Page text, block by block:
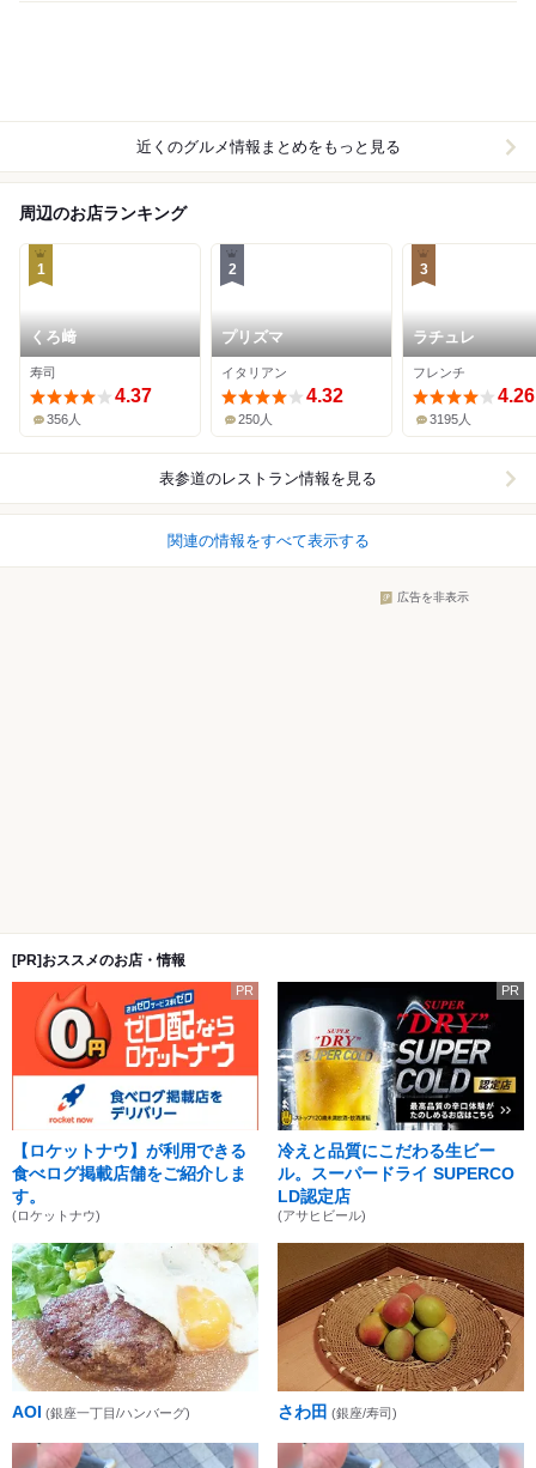
近くのグルメ情報まとめをもっと見る
周辺のお店ランキング
1
くろ﨑
寿司
4.37
356人
2
プリズマ
イタリアン
4.32
250人
3
ラチュレ
フレンチ
4.26
3195人
表参道のレストラン情報を見る
関連の情報をすべて表示する
広告を非表示
[PR]おススメのお店・情報
PR
【ロケットナウ】が利用できる
食べログ掲載店舗をご紹介しま
す。
(ロケットナウ)
PR
冷えと品質にこだわる生ビー
ル。スーパードライ SUPERCO
LD認定店
(アサヒビール)
AOI (銀座一丁目/ハンバーグ) さわ田 (銀座/寿司)